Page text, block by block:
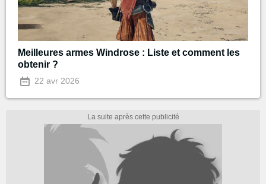
Meilleures armes Windrose : Liste et comment les
obtenir ?
22 avr 2026